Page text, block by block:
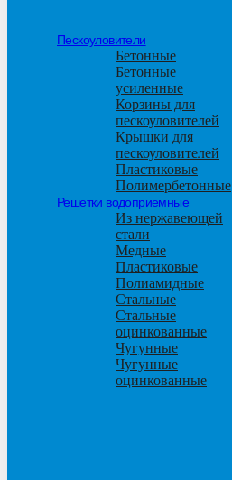
Пескоуловители
Бетонные
Бетонные
усиленные
Корзины для
пескоуловителей
Крышки для
пескоуловителей
Пластиковые
Полимербетонные
Решетки водоприемные
Из нержавеющей
стали
Медные
Пластиковые
Полиамидные
Стальные
Стальные
оцинкованные
Чугунные
Чугунные
оцинкованные